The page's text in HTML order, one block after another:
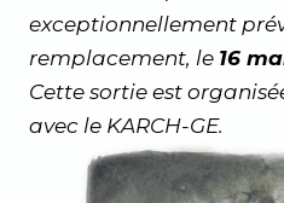
exceptionnellement
remplacement, le 16
Cette sortie est
avec le KARCH-GE.